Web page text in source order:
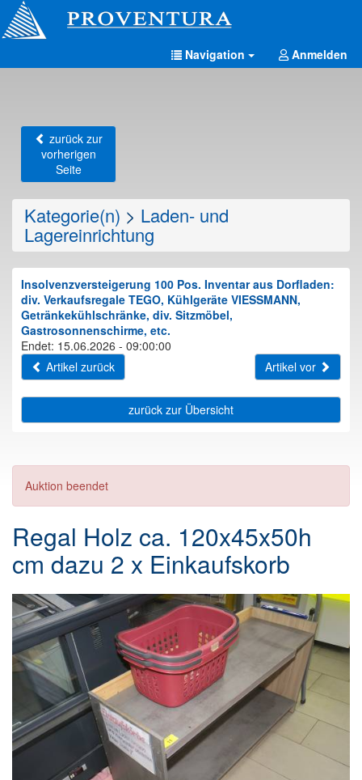
Navigation Anmelden
zurück zur
vorherigen
Seite
Kategorie(n) > Laden- und
Lagereinrichtung
Insolvenzversteigerung 100 Pos. Inventar aus Dorfladen:
div. Verkaufsregale TEGO, Kühlgeräte VIESSMANN,
Getränkekühlschränke, div. Sitzmöbel,
Gastrosonnenschirme, etc.
Endet: 15.06.2026 - 09:00:00
Artikel zurück
Artikel vor
zurück zur Übersicht
Auktion beendet
Regal Holz ca. 120x45x50h
cm dazu 2 x Einkaufskorb